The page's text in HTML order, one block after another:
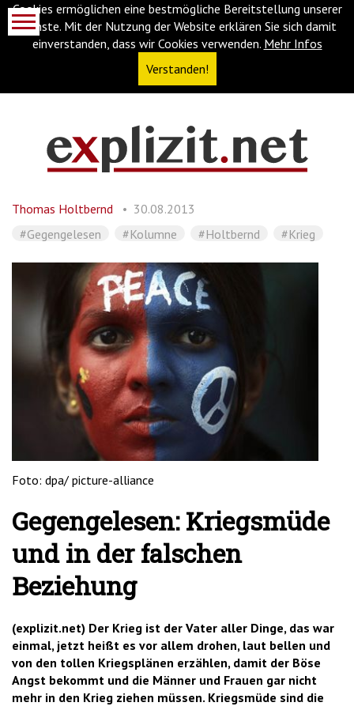
Cookies ermöglichen eine bestmögliche Bereitstellung unserer
Dienste. Mit der Nutzung der Website erklären Sie sich damit
einverstanden, dass wir Cookies verwenden. Mehr Infos
Verstanden!
(Accesskey
Zur
Navigation
springen
(Accesskey
Thomas Holtbernd
30.08.2013
#Gegengelesen
#Kolumne #Holtbernd #Krieg
Foto: dpa/ picture-alliance
Gegengelesen: Kriegsmüde
und in der falschen
Beziehung
(explizit.net) Der Krieg ist der Vater aller Dinge, das war
einmal, jetzt heißt es vor allem drohen, laut bellen und
von den tollen Kriegsplänen erzählen, damit der Böse
Angst bekommt und die Männer und Frauen gar nicht
mehr in den Krieg ziehen müssen. Kriegsmüde sind die